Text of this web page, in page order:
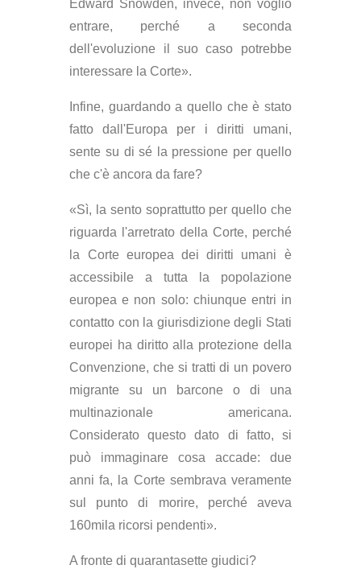
Edward Snowden, invece, non voglio
entrare, perché a seconda
dell'evoluzione il suo caso potrebbe
interessare la Corte».
Infine, guardando a quello che è stato
fatto dall'Europa per i diritti umani,
sente su di sé la pressione per quello
che c'è ancora da fare?
«Sì, la sento soprattutto per quello che
riguarda l'arretrato della Corte, perché
la Corte europea dei diritti umani è
accessibile a tutta la popolazione
europea e non solo: chiunque entri in
contatto con la giurisdizione degli Stati
europei ha diritto alla protezione della
Convenzione, che si tratti di un povero
migrante su un barcone o di una
multinazionale americana.
Considerato questo dato di fatto, si
può immaginare cosa accade: due
anni fa, la Corte sembrava veramente
sul punto di morire, perché aveva
160mila ricorsi pendenti».
A fronte di quarantasette giudici?